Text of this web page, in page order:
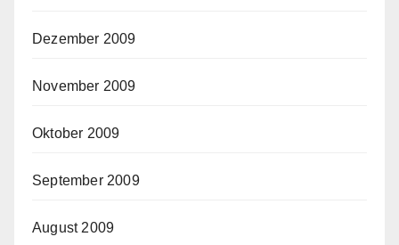
Dezember 2009
November 2009
Oktober 2009
September 2009
August 2009